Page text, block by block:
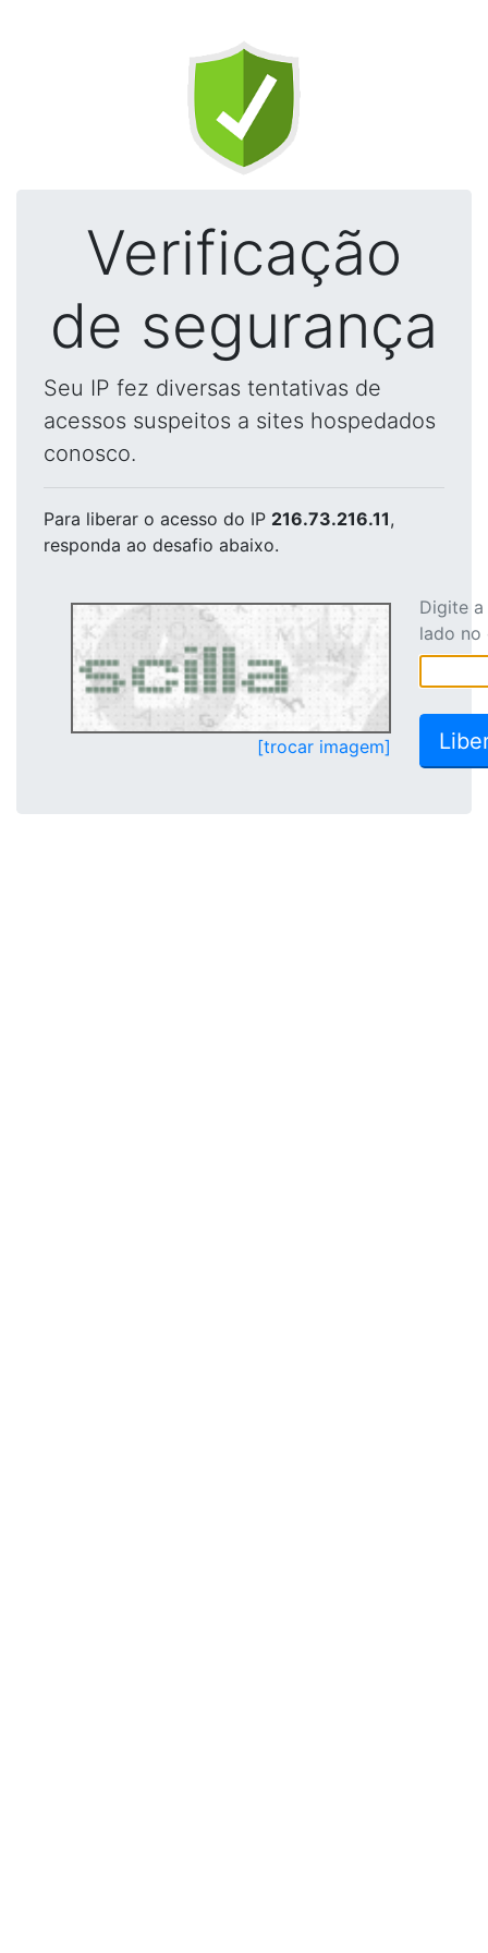
Verificação
de segurança
Seu IP fez diversas tentativas de
acessos suspeitos a sites hospedados
conosco.
Para liberar o acesso do IP 216.73.216.11,
responda ao desafio abaixo.
[trocar imagem]
Digite
lado no